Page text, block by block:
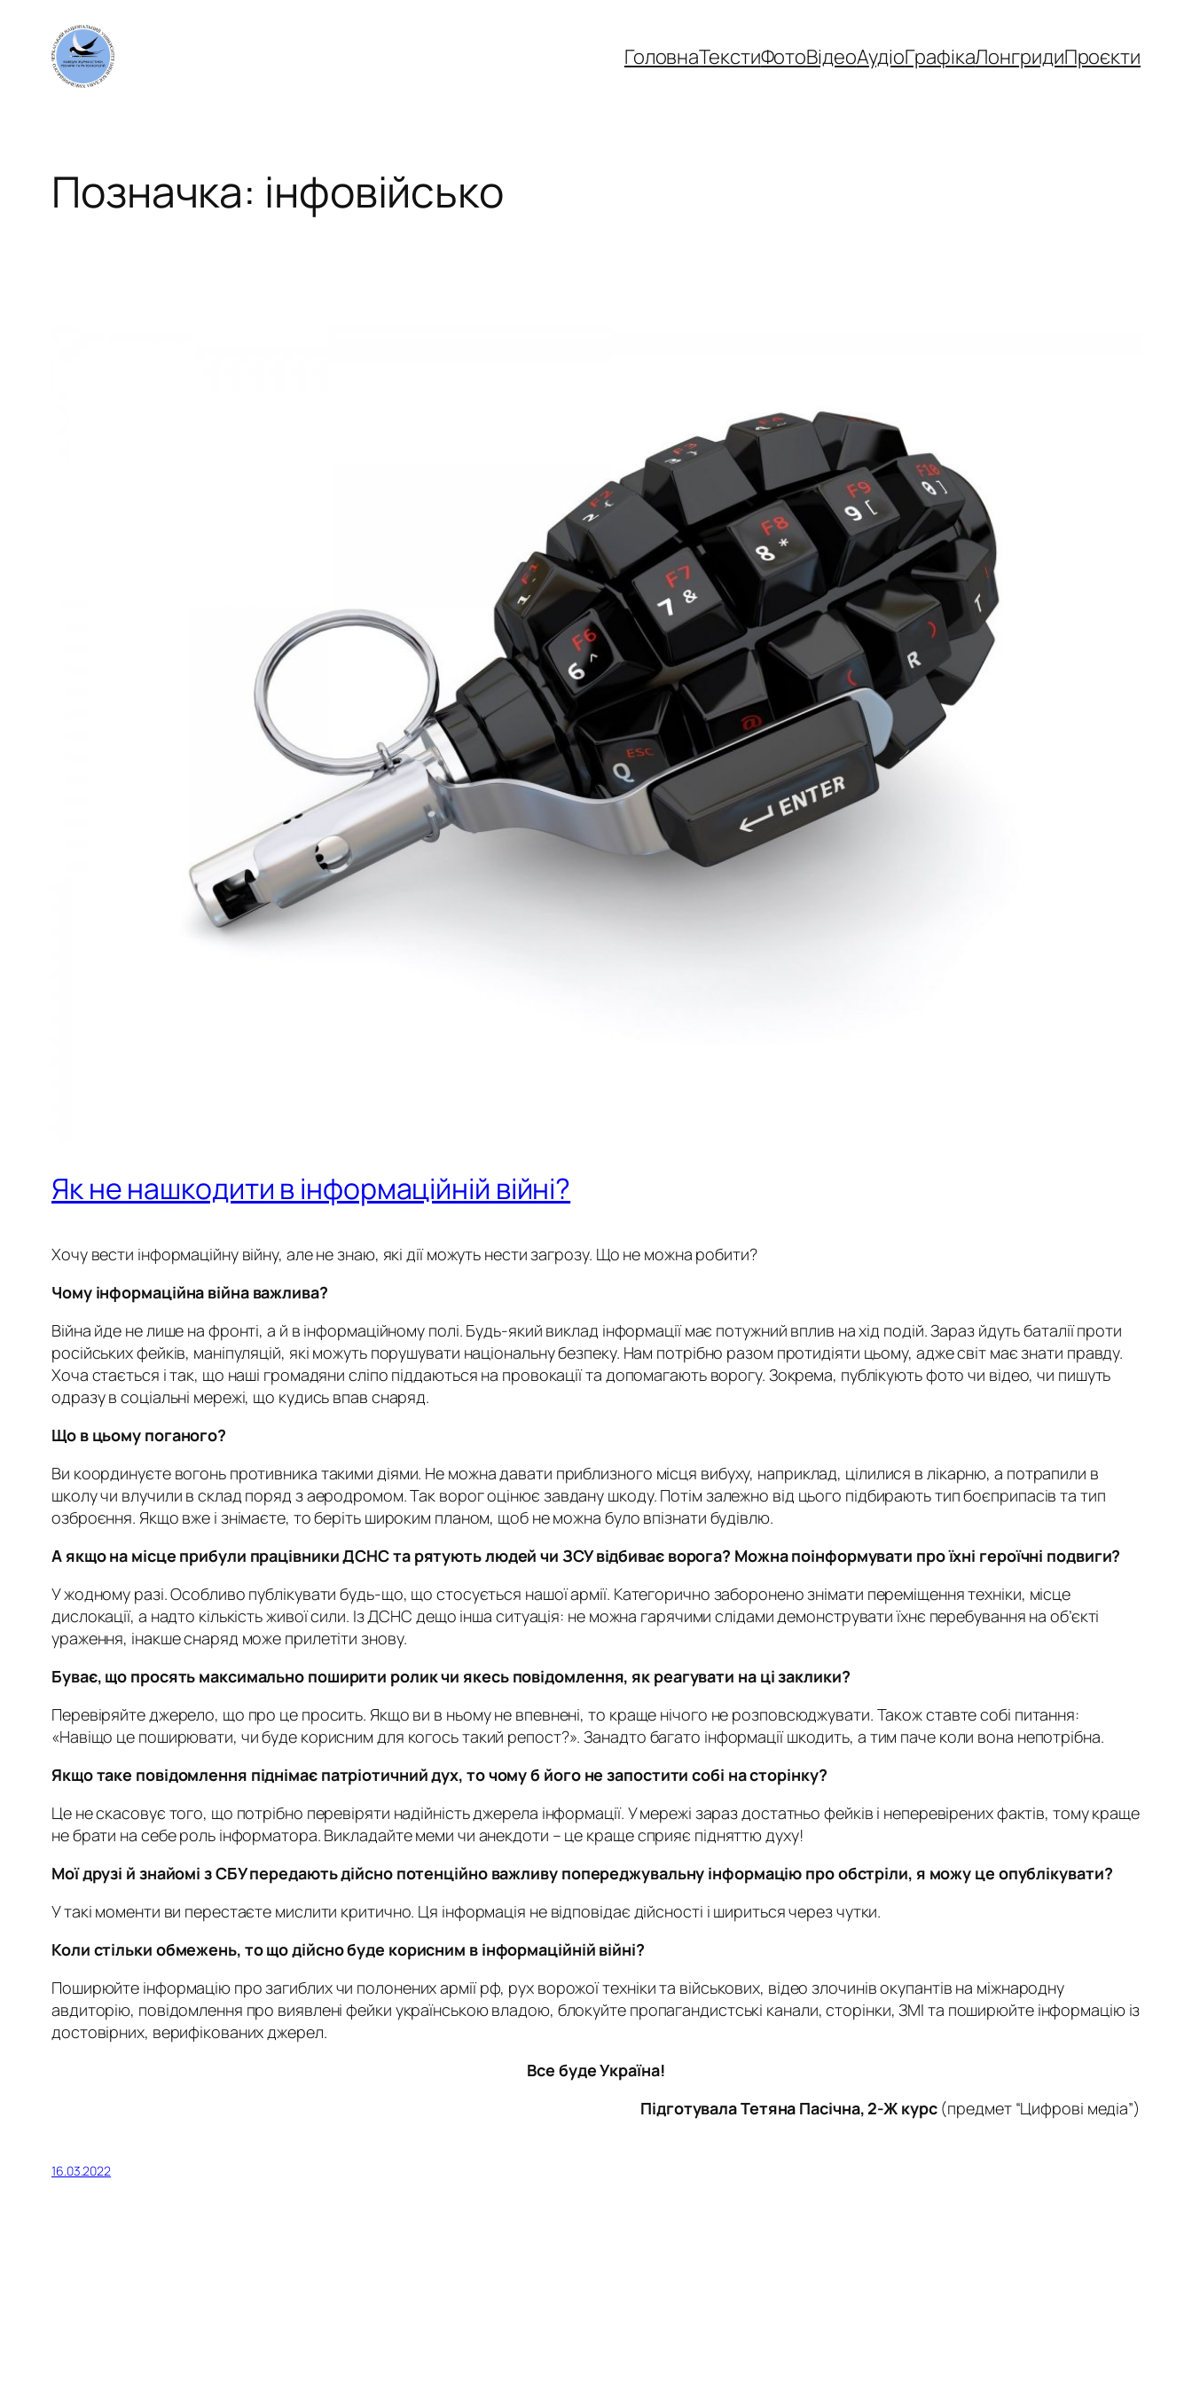
Перейти
вмісту
ГоловнаТекстиФотоВідеоАудіоГрафікаЛонгридиПроєкти
Позначка: інфовійсько
Як не нашкодити в інформаційній війні?
Хочу вести інформаційну війну, але не знаю, які дії можуть нести загрозу. Що не можна робити?
Чому інформаційна війна важлива?
Війна йде не лише на фронті, а й в інформаційному полі. Будь-який виклад інформації має потужний вплив на хід подій. Зараз йдуть баталії проти
російських фейків, маніпуляцій, які можуть порушувати національну безпеку. Нам потрібно разом протидіяти цьому, адже світ має знати правду.
Хоча стається і так, що наші громадяни сліпо піддаються на провокації та допомагають ворогу. Зокрема, публікують фото чи відео, чи пишуть
одразу в соціальні мережі, що кудись впав снаряд.
Що в цьому поганого?
Ви координуєте вогонь противника такими діями. Не можна давати приблизного місця вибуху, наприклад, цілилися в лікарню, а потрапили в
школу чи влучили в склад поряд з аеродромом. Так ворог оцінює завдану шкоду. Потім залежно від цього підбирають тип боєприпасів та тип
озброєння. Якщо вже і знімаєте, то беріть широким планом, щоб не можна було впізнати будівлю.
А якщо на місце прибули працівники ДСНС та рятують людей чи ЗСУ відбиває ворога? Можна поінформувати про їхні героїчні подвиги?
У жодному разі. Особливо публікувати будь-що, що стосується нашої армії. Категорично заборонено знімати переміщення техніки, місце
дислокації, а надто кількість живої сили. Із ДСНС дещо інша ситуація: не можна гарячими слідами демонструвати їхнє перебування на об’єкті
ураження, інакше снаряд може прилетіти знову.
Буває, що просять максимально поширити ролик чи якесь повідомлення, як реагувати на ці заклики?
Перевіряйте джерело, що про це просить. Якщо ви в ньому не впевнені, то краще нічого не розповсюджувати. Також ставте собі питання:
«Навіщо це поширювати, чи буде корисним для когось такий репост?». Занадто багато інформації шкодить, а тим паче коли вона непотрібна.
Якщо таке повідомлення піднімає патріотичний дух, то чому б його не запостити собі на сторінку?
Це не скасовує того, що потрібно перевіряти надійність джерела інформації. У мережі зараз достатньо фейків і неперевірених фактів, тому краще
не брати на себе роль інформатора. Викладайте меми чи анекдоти – це краще сприяє підняттю духу!
Мої друзі й знайомі з СБУ передають дійсно потенційно важливу попереджувальну інформацію про обстріли, я можу це опублікувати?
У такі моменти ви перестаєте мислити критично. Ця інформація не відповідає дійсності і шириться через чутки.
Коли стільки обмежень, то що дійсно буде корисним в інформаційній війні?
Поширюйте інформацію про загиблих чи полонених армії рф, рух ворожої техніки та військових, відео злочинів окупантів на міжнародну
авдиторію, повідомлення про виявлені фейки українською владою, блокуйте пропагандистські канали, сторінки, ЗМІ та поширюйте інформацію із
достовірних, верифікованих джерел.
Все буде Україна!
Підготувала Тетяна Пасічна, 2-Ж курс(предмет “Цифрові медіа”)
16.03.2022